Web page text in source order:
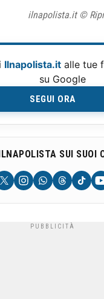
ilnapolista.it ©
Ilnapolista.it alle tue
su Google
SEGUI ORA
SUI SUOI